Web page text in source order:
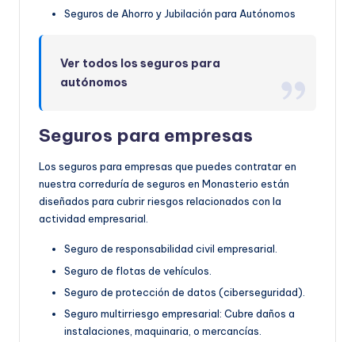
Seguros de Ahorro y Jubilación para Autónomos
Ver todos los seguros para
autónomos
Seguros para empresas
Los seguros para empresas que puedes contratar en
nuestra correduría de seguros en Monasterio están
diseñados para cubrir riesgos relacionados con la
actividad empresarial.
Seguro de responsabilidad civil empresarial.
Seguro de flotas de vehículos.
Seguro de protección de datos (ciberseguridad).
Seguro multirriesgo empresarial: Cubre daños a
instalaciones, maquinaria, o mercancías.